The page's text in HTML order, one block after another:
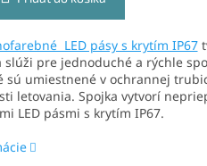
LED pásy s krytím IP67
slúži pre jednoduché a rýchle
sú umiestnené v ochrannej
letovania. Spojka vytvorí
LED pásmi s krytím IP67.